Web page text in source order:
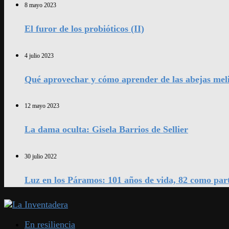
8 mayo 2023
El furor de los probióticos (II)
4 julio 2023
Qué aprovechar y cómo aprender de las abejas
12 mayo 2023
La dama oculta: Gisela Barrios de Sellier
30 julio 2022
Luz en los Páramos: 101 años de vida, 82 como
En resiliencia